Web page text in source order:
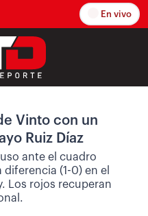
En vivo
Vinto con un
Ruiz Díaz
ante el cuadro
(1-0) en el
Los rojos recuperan